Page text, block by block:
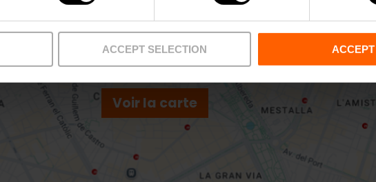
ACCEPT SELECTION ACCEPT
Voir la carte